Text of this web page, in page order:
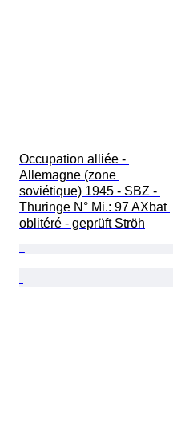
Occupation alliée -
Allemagne (zone
soviétique) 1945 - SBZ -
Thuringe N° Mi.: 97 AXbat
oblitéré - geprüft Ströh